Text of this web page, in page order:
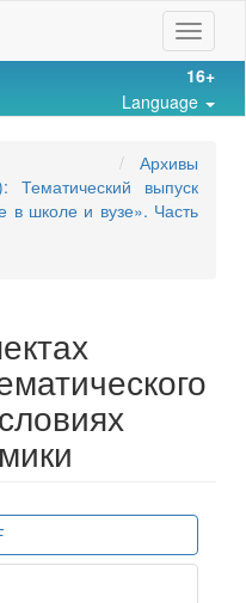
Toggle
16+
Language
Архивы
выпуск
в школе и вузе». Часть